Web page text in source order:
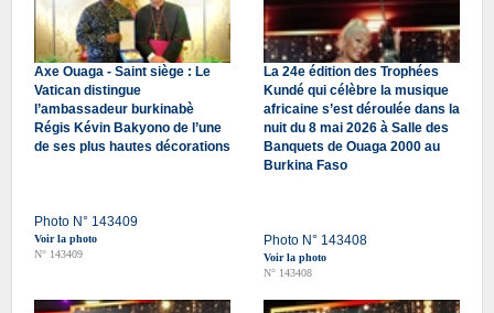
Axe Ouaga - Saint siège : Le
Vatican distingue
l’ambassadeur burkinabè
Régis Kévin Bakyono de l’une
de ses plus hautes décorations
Photo N° 143409
Voir la photo
N° 143409
La 24e édition des Trophées
Kundé qui célèbre la musique
africaine s’est déroulée dans la
nuit du 8 mai 2026 à Salle des
Banquets de Ouaga 2000 au
Burkina Faso
Photo N° 143408
Voir la photo
N° 143408